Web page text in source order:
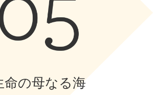
命の母なる海